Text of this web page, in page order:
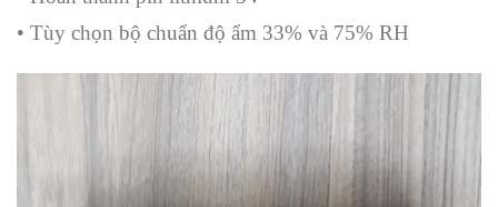
• Tùy chọn bộ chuẩn độ ẩm 33% và 75% RH